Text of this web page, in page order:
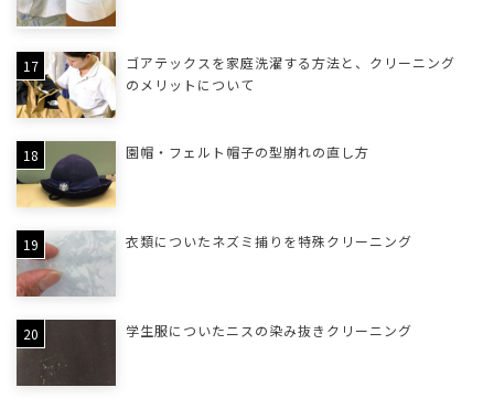
ゴアテックスを家庭洗濯する方法と、クリーニング
のメリットについて
園帽・フェルト帽子の型崩れの直し方
衣類についたネズミ捕りを特殊クリーニング
学生服についたニスの染み抜きクリーニング